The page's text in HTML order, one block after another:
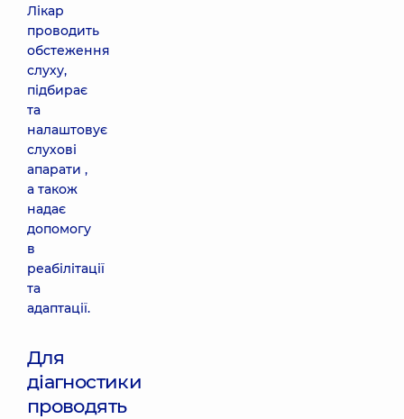
Лікар
проводить
обстеження
слуху,
підбирає
та
налаштовує
слухові
апарати ,
а також
надає
допомогу
в
реабілітації
та
адаптації.
Для
діагностики
проводять